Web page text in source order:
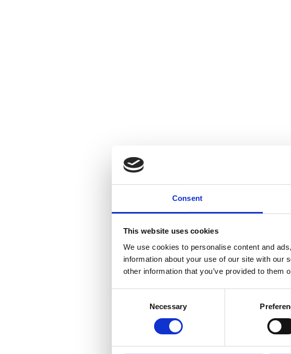
Consent
This website uses cookies
We use cookies to personalise content and
information about your use of our site with our
other information that you’ve provided to them
Necessary